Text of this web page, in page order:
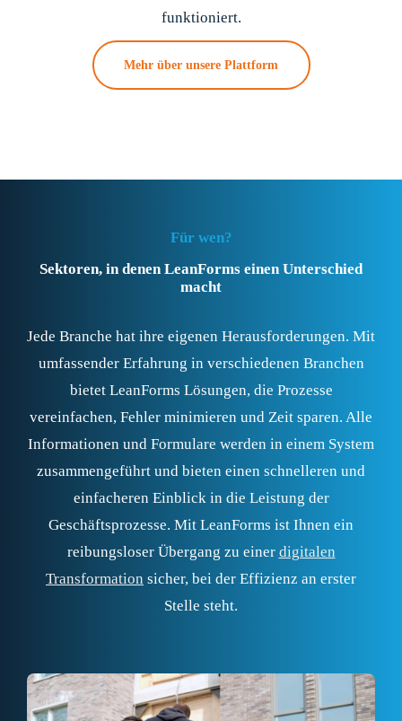
funktioniert.
Mehr über unsere Plattform
Für wen?
Sektoren, in denen LeanForms einen Unterschied
macht
Jede Branche hat ihre eigenen Herausforderungen. Mit
umfassender Erfahrung in verschiedenen Branchen
bietet LeanForms Lösungen, die Prozesse
vereinfachen, Fehler minimieren und Zeit sparen. Alle
Informationen und Formulare werden in einem System
zusammengeführt und bieten einen schnelleren und
einfacheren Einblick in die Leistung der
Geschäftsprozesse. Mit LeanForms ist Ihnen ein
reibungsloser Übergang zu einer digitalen
Transformation sicher, bei der Effizienz an erster
Stelle steht.